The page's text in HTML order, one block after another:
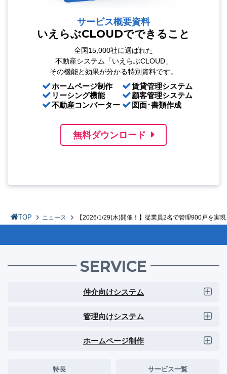
サービス概要資料
いえらぶCLOUDでできること
全国15,000社に選ばれた
不動産システム「いえらぶCLOUD」
その機能と効果が分かる特別資料です。
ホームページ制作
リーシング機能
不動産コンバーター
賃貸管理システム
顧客管理システム
図面･書類作成
無料ダウンロード
TOP ニュース 【2026/1/29(木)開催！】従業員2名で管理900戸を実
SERVICE
仲介向けシステム
管理向けシステム
ホームページ制作
特長 サービス一覧